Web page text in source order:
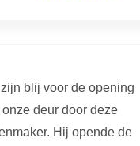
blij voor de opening
deur door deze
Hij opende de